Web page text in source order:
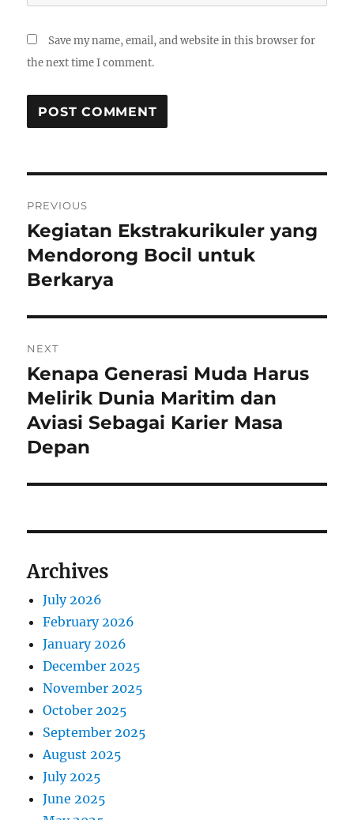
Save my name, email, and website in this browser for
the next time I comment.
navigation
PREVIOUS
Previous
post:
Kegiatan Ekstrakurikuler yang
Mendorong Bocil untuk
Berkarya
NEXT
Next
post:
Kenapa Generasi Muda Harus
Melirik Dunia Maritim dan
Aviasi Sebagai Karier Masa
Depan
Archives
July 2026
February 2026
January 2026
December 2025
November 2025
October 2025
September 2025
August 2025
July 2025
June 2025